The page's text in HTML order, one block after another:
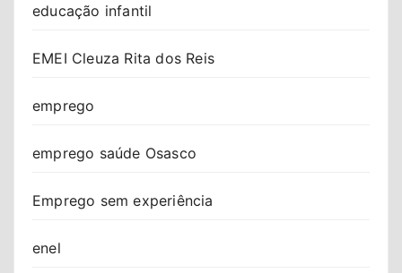
educação infantil
EMEI Cleuza Rita dos Reis
emprego
emprego saúde Osasco
Emprego sem experiência
enel